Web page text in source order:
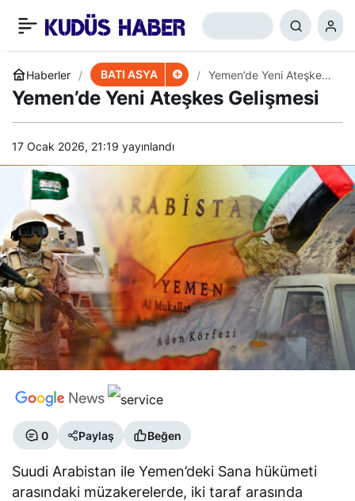
Haberler BATI ASYA
Yemen’de Yeni Ateşkes
Gelişmesi
Yemen’de Yeni Ateşkes Gelişmesi
17 Ocak 2026, 21:19 yayınlandı
0 Paylaş Beğen
Suudi Arabistan ile Yemen’deki Sana hükümeti
arasındaki müzakerelerde, iki taraf arasında
Lübnan’da Hükümet Krizi
Büyüyor
+ 0 Paylaş